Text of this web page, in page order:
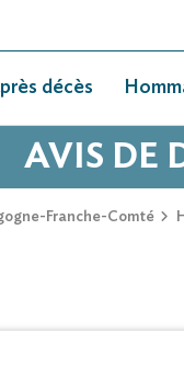
décès
AVIS DE
Franche-Comté